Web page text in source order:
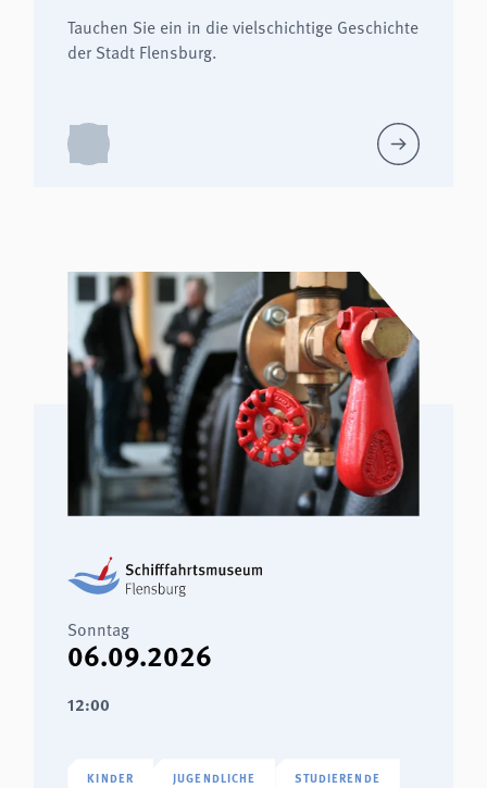
Tauchen Sie ein in die vielschichtige Geschichte
der Stadt Flensburg.
Sonntag
06.09.2026
12:00
KINDER JUGENDLICHE STUDIERENDE